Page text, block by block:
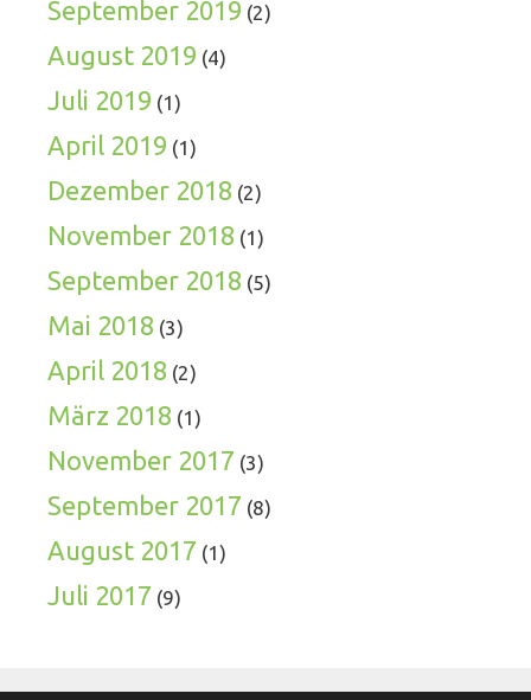
September 2019 (2)
August 2019 (4)
Juli 2019 (1)
April 2019 (1)
Dezember 2018 (2)
November 2018 (1)
September 2018 (5)
Mai 2018 (3)
April 2018 (2)
März 2018 (1)
November 2017 (3)
September 2017 (8)
August 2017 (1)
Juli 2017 (9)